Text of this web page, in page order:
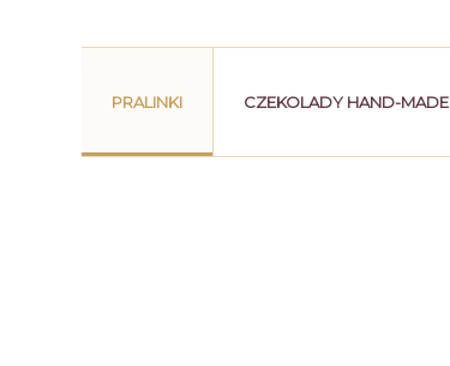
PRALINKI CZEKOLADY HAND-MADE